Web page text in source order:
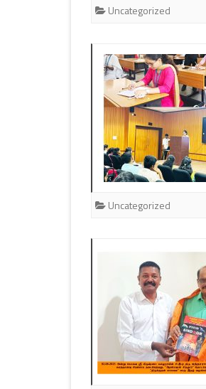
Uncategorized
Uncategorized